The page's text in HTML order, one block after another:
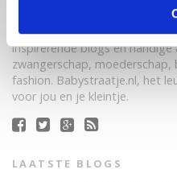
Babystraatje.nl is een uniek
jonge moeders. Een online
inspirerende blogs en
zwangerschap,
fashion. Babystraatje.nl, het
voor jou en je kleintje.
LAATSTE BLOGS